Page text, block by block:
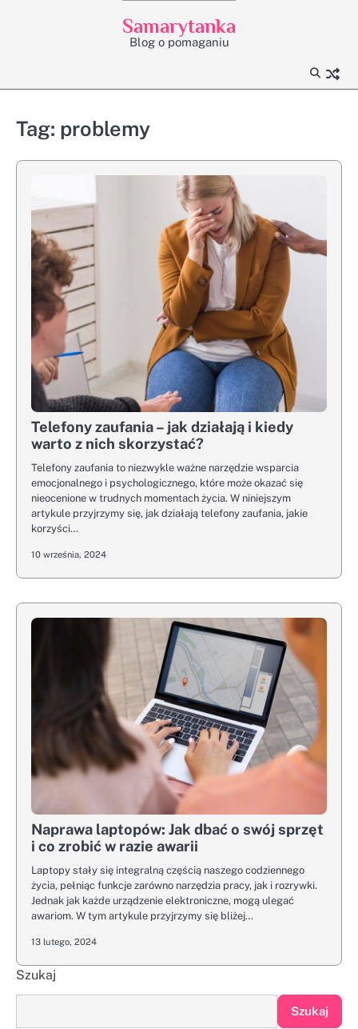
Samarytanka
Blog o pomaganiu
Tag: problemy
Telefony zaufania – jak działają i kiedy
warto z nich skorzystać?
Telefony zaufania to niezwykle ważne narzędzie wsparcia
emocjonalnego i psychologicznego, które może okazać się
nieocenione w trudnych momentach życia. W niniejszym
artykule przyjrzymy się, jak działają telefony zaufania, jakie
korzyści…
10 września, 2024
Naprawa laptopów: Jak dbać o swój sprzęt
i co zrobić w razie awarii
Laptopy stały się integralną częścią naszego codziennego
życia, pełniąc funkcje zarówno narzędzia pracy, jak i rozrywki.
Jednak jak każde urządzenie elektroniczne, mogą ulegać
awariom. W tym artykule przyjrzymy się bliżej…
13 lutego, 2024
Szukaj
Szukaj